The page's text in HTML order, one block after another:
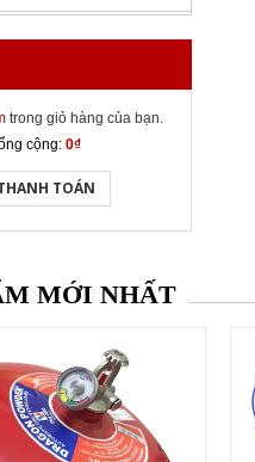
trong giỏ hàng của bạn.
cộng: 0₫
TOÁN
MỚI NHẤT